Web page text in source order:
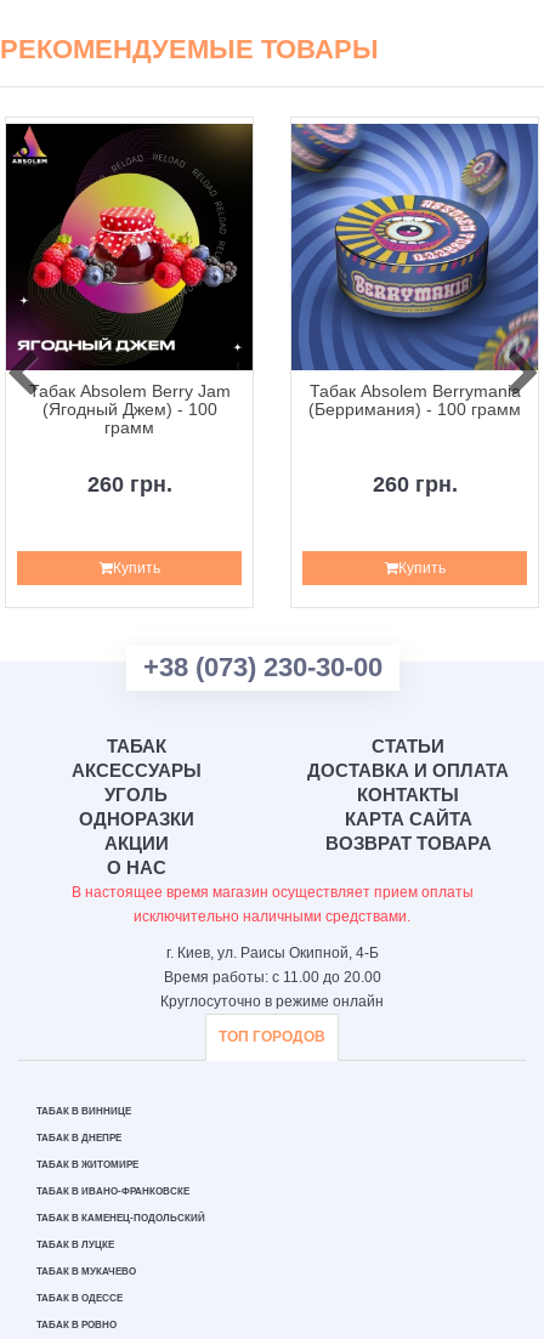
РЕКОМЕНДУЕМЫЕ ТОВАРЫ
Табак Absolem Berry Jam
(Ягодный Джем) - 100
грамм
260 грн.
Купить
Табак Absolem Berrymania
(Берримания) - 100 грамм
260 грн.
Купить
+38 (073) 230-30-00
ТАБАК
АКСЕССУАРЫ
УГОЛЬ
ОДНОРАЗКИ
АКЦИИ
О НАС
СТАТЬИ
ДОСТАВКА И ОПЛАТА
КОНТАКТЫ
КАРТА САЙТА
ВОЗВРАТ ТОВАРА
В настоящее время магазин осуществляет прием оплаты
исключительно наличными средствами.
г. Киев, ул. Раисы Окипной, 4-Б
Время работы: с 11.00 до 20.00
Круглосуточно в режиме онлайн
ТОП ГОРОДОВ
ТАБАК В ВИННИЦЕ
ТАБАК В ДНЕПРЕ
ТАБАК В ЖИТОМИРЕ
ТАБАК В ИВАНО-ФРАНКОВСКЕ
ТАБАК В КАМЕНЕЦ-ПОДОЛЬСКИЙ
ТАБАК В ЛУЦКЕ
ТАБАК В МУКАЧЕВО
ТАБАК В ОДЕССЕ
ТАБАК В РОВНО